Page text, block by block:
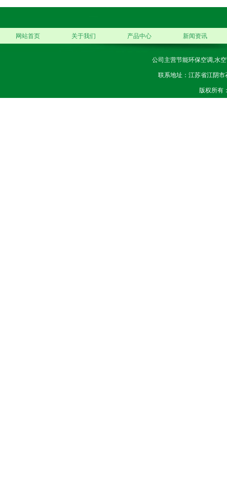
网站首页 关于我们 产品中心 新闻资讯
公司主营节能环保空调,水
联系地址：江苏省江阴市
版权所有